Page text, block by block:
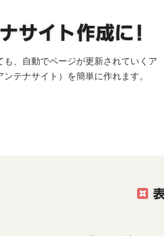
も、自動でページが更新されていくア
テナサイト）を簡単に作れます。